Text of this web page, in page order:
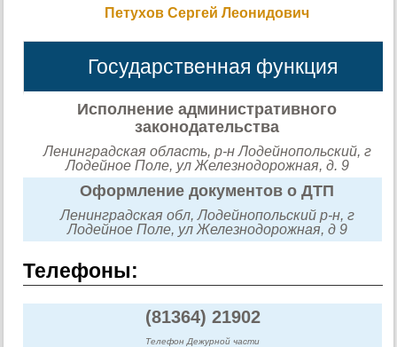
Петухов Сергей Леонидович
Государственная функция
Исполнение административного
законодательства
Ленинградская область, р-н Лодейнопольский, г
Лодейное Поле, ул Железнодорожная, д. 9
Оформление документов о ДТП
Ленинградская обл, Лодейнопольский р-н, г
Лодейное Поле, ул Железнодорожная, д 9
Телефоны:
(81364) 21902
Телефон Дежурной части